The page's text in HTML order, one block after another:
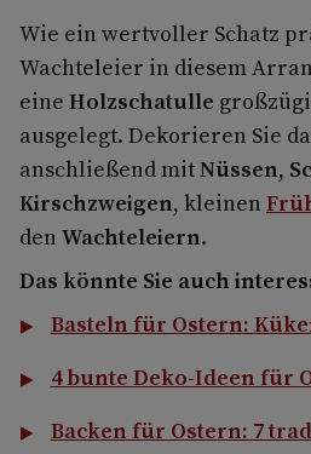
Wie ein wertvoller Schatz
Wachteleier in diesem
eine Holzschatulle
ausgelegt. Dekorieren Sie
anschließend mitNüssen,
Kirschzweigen, kleinen
den Wachteleiern.
Das könnte Sie auch
Basteln für Ostern:
4 bunte Deko-Ideen für
Backen für Ostern: 7